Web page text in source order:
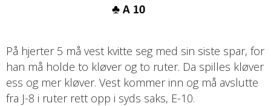
På hjerter 5 må vest kvitte seg med sin siste spar, for
han må holde to kløver og to ruter. Da spilles kløver
ess og mer kløver. Vest kommer inn og må avslutte
fra J-8 i ruter rett opp i syds saks, E-10.